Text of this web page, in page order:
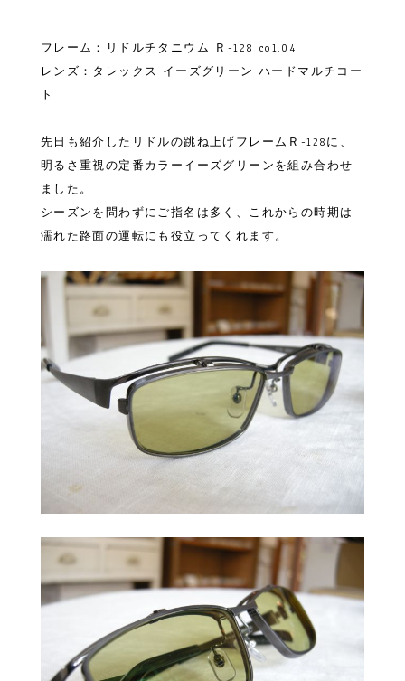
フレーム：リドルチタニウム Ｒ-128 col.04
レンズ：タレックス イーズグリーン ハードマルチコー
ト
先日も紹介したリドルの跳ね上げフレームＲ-128に、
明るさ重視の定番カラーイーズグリーンを組み合わせ
ました。
シーズンを問わずにご指名は多く、これからの時期は
濡れた路面の運転にも役立ってくれます。